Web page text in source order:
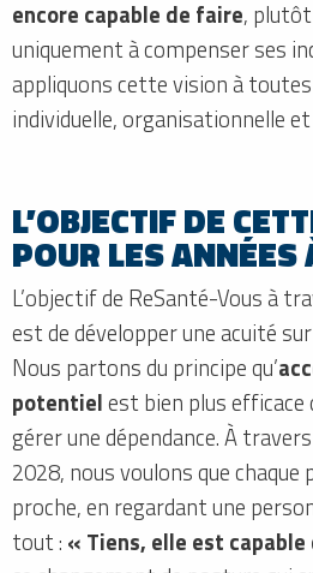
encore capable de faire,
uniquement à compenser ses
appliquons cette vision à toutes
individuelle, organisationnelle
L’OBJECTIF DE
POUR LES ANNÉES
L’objectif de ReSanté-Vous à
est de développer une acuité
Nous partons du principe qu’
potentielest bien plus
gérer une dépendance. À
2028, nous voulons que chaque
proche, en regardant une
tout : « Tiens, elle est